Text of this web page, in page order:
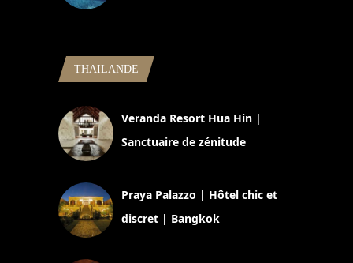
THAILANDE
Veranda Resort Hua Hin |
Sanctuaire de zénitude
Praya Palazzo | Hôtel chic et
discret | Bangkok